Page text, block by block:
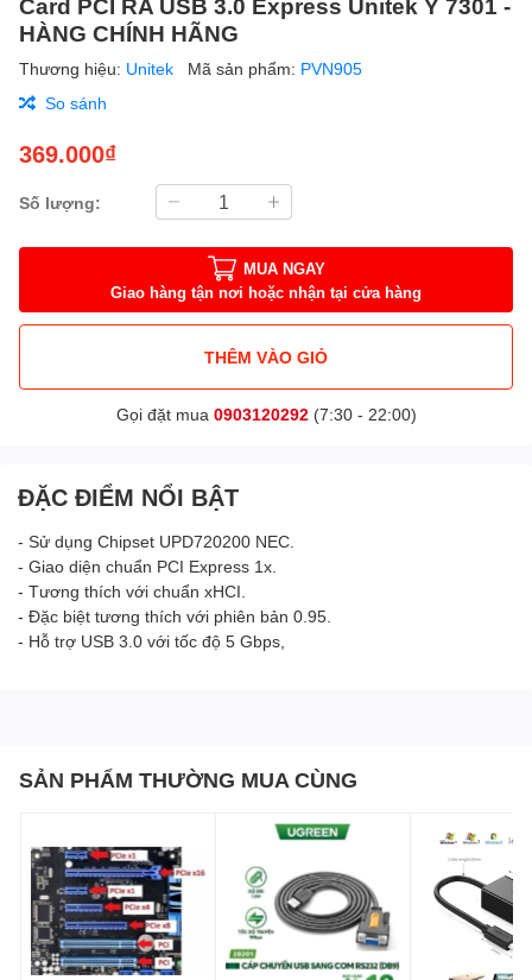
Card PCI RA USB 3.0 Express Unitek Y 7301 -
HÀNG CHÍNH HÃNG
Thương hiệu: Unitek Mã sản phẩm: PVN905
So sánh
369.000₫
Số lượng:
MUA NGAY
Giao hàng tận nơi hoặc nhận tại cửa hàng
THÊM VÀO GIỎ
Gọi đặt mua 0903120292(7:30 - 22:00)
ĐẶC ĐIỂM NỔI BẬT
- Sử dụng Chipset UPD720200 NEC.
- Giao diện chuẩn PCI Express 1x.
- Tương thích với chuẩn xHCI.
- Đặc biệt tương thích với phiên bản 0.95.
- Hỗ trợ USB 3.0 với tốc độ 5 Gbps,
SẢN PHẨM THƯỜNG MUA CÙNG